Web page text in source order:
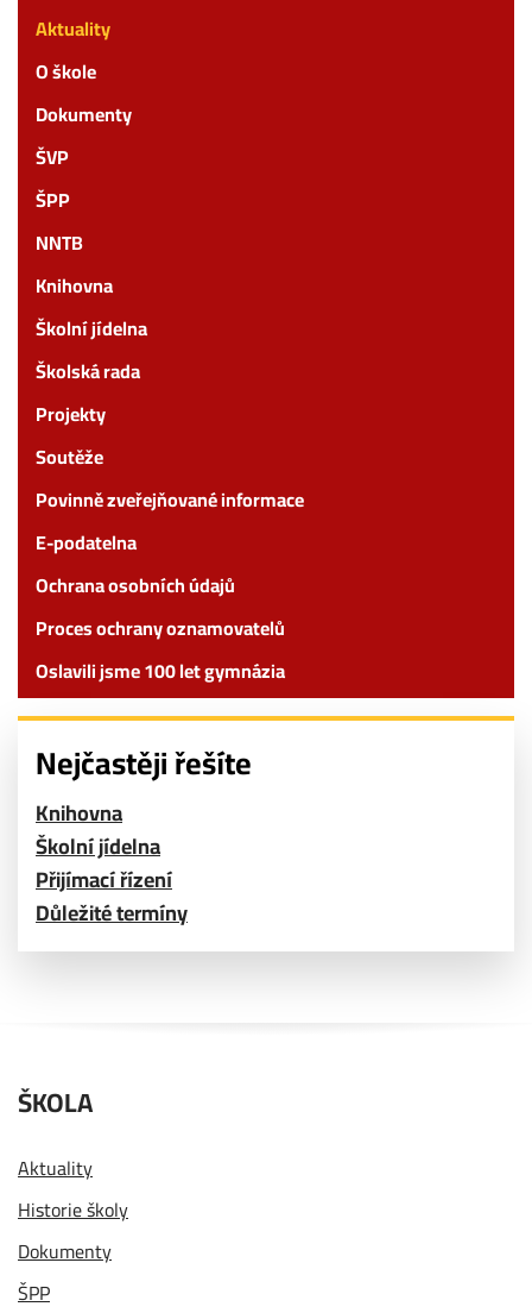
Aktuality
O škole
Dokumenty
ŠVP
ŠPP
NNTB
Knihovna
Školní jídelna
Školská rada
Projekty
Soutěže
Povinně zveřejňované informace
E-podatelna
Ochrana osobních údajů
Proces ochrany oznamovatelů
Oslavili jsme 100 let gymnázia
Nejčastěji řešíte
Knihovna
Školní jídelna
Přijímací řízení
Důležité termíny
ŠKOLA
Aktuality
Historie školy
Dokumenty
ŠPP